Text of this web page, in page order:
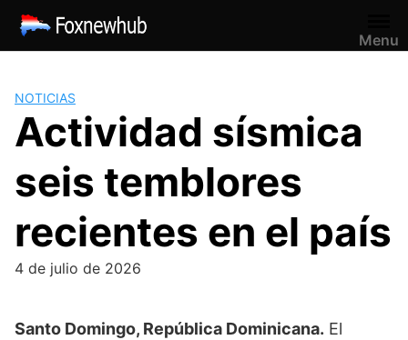
Saltar
contenido
Menu
NOTICIAS
Actividad sísmica
seis temblores
recientes en el país
4 de julio de 2026
Santo Domingo, República Dominicana. El